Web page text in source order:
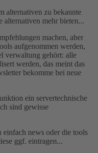
alternativen zu bekannte
mehr bieten...
machen, aber
aufgenommen werden,
verwaltung gehört: alle
werden, das meint das
bekomme bei neue
ein servertechnische
sind gewisse
einfach news oder die tools
ggf. eintragen...